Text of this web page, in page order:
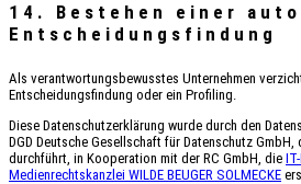
14. Bestehen einer
Entscheidungsfindung
Als verantwortungsbewusstes Unternehmen
Entscheidungsfindung oder ein Profiling.
Diese Datenschutzerklärung wurde durch den
DGD Deutsche Gesellschaft für Datenschutz GmbH,
durchführt, in Kooperation mit der RC GmbH, die
Medienrechtskanzlei WILDE BEUGER SOLMECKE